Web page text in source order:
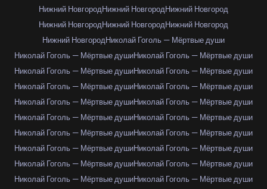
Нижний НовгородНижний НовгородНижний Новгород
Нижний НовгородНижний НовгородНижний Новгород
Нижний НовгородНиколай Гоголь — Мёртвые души
Николай Гоголь — Мёртвые душиНиколай Гоголь — Мёртвые души
Николай Гоголь — Мёртвые душиНиколай Гоголь — Мёртвые души
Николай Гоголь — Мёртвые душиНиколай Гоголь — Мёртвые души
Николай Гоголь — Мёртвые душиНиколай Гоголь — Мёртвые души
Николай Гоголь — Мёртвые душиНиколай Гоголь — Мёртвые души
Николай Гоголь — Мёртвые душиНиколай Гоголь — Мёртвые души
Николай Гоголь — Мёртвые душиНиколай Гоголь — Мёртвые души
Николай Гоголь — Мёртвые душиНиколай Гоголь — Мёртвые души
Николай Гоголь — Мёртвые душиНиколай Гоголь — Мёртвые души